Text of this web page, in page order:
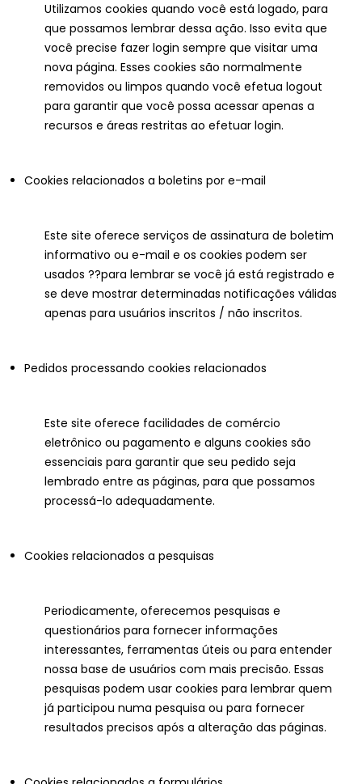
Utilizamos cookies quando você está logado, para
que possamos lembrar dessa ação. Isso evita que
você precise fazer login sempre que visitar uma
nova página. Esses cookies são normalmente
removidos ou limpos quando você efetua logout
para garantir que você possa acessar apenas a
recursos e áreas restritas ao efetuar login.
Cookies relacionados a boletins por e-mail
Este site oferece serviços de assinatura de boletim
informativo ou e-mail e os cookies podem ser
usados ??para lembrar se você já está registrado e
se deve mostrar determinadas notificações válidas
apenas para usuários inscritos / não inscritos.
Pedidos processando cookies relacionados
Este site oferece facilidades de comércio
eletrônico ou pagamento e alguns cookies são
essenciais para garantir que seu pedido seja
lembrado entre as páginas, para que possamos
processá-lo adequadamente.
Cookies relacionados a pesquisas
Periodicamente, oferecemos pesquisas e
questionários para fornecer informações
interessantes, ferramentas úteis ou para entender
nossa base de usuários com mais precisão. Essas
pesquisas podem usar cookies para lembrar quem
já participou numa pesquisa ou para fornecer
resultados precisos após a alteração das páginas.